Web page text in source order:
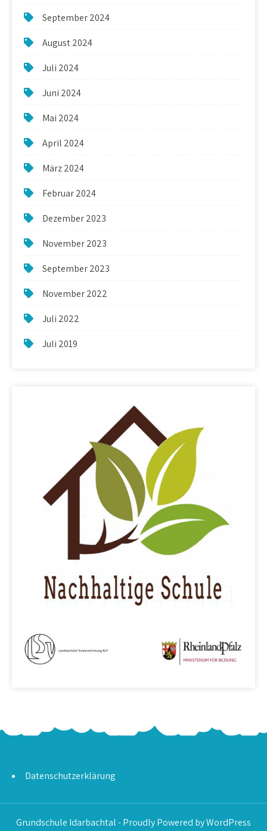
September 2024
August 2024
Juli 2024
Juni 2024
Mai 2024
April 2024
März 2024
Februar 2024
Dezember 2023
November 2023
September 2023
November 2022
Juli 2022
Juli 2019
Datenschutzerklärung
Grundschule Idarbachtal - Proudly Powered by WordPress